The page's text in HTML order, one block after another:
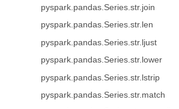
pyspark.pandas.Series.str.join
pyspark.pandas.Series.str.len
pyspark.pandas.Series.str.ljust
pyspark.pandas.Series.str.lower
pyspark.pandas.Series.str.lstrip
pyspark.pandas.Series.str.match